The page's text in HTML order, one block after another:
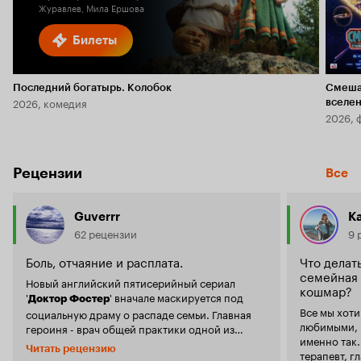
Билеты
Журавлев, Мила Ершова
Последний богатырь. Колобок
2026, комедия
2026,
Рецензии Все
Guverrr
62 рецензии
Боль, отчаяние и расплата.
Новый английский пятисерийный сериал
'Доктор Фостер' вначале маскируется под
социальную драму о распаде семьи. Главная
героиня - врач общей практики одной из
провинциальных больниц. Она счастлива в
браке, любит мужа, воспитывает сына,
Читать рецензию
9
Что
семейная
кошмар?
Все мы
любимыми,
именно так. Джемма Фостер,
терапевт,